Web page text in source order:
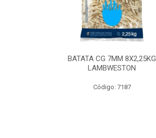
BATATA CG 7MM 8X2,25KG
LAMBWESTON
Código: 7187